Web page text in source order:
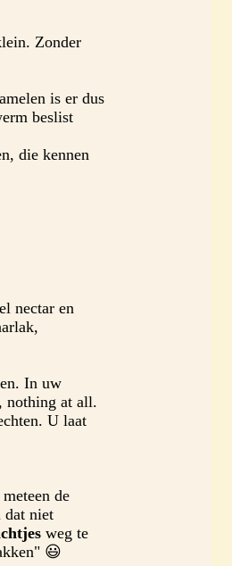
Zonder
is er dus
beslist
die kennen
nectar en
In uw
nothing at all.
U laat
de
dat niet
weg te
😃